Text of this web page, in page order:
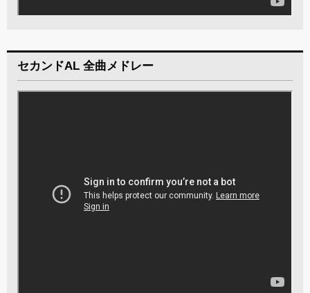
セカンドAL 全曲メドレー